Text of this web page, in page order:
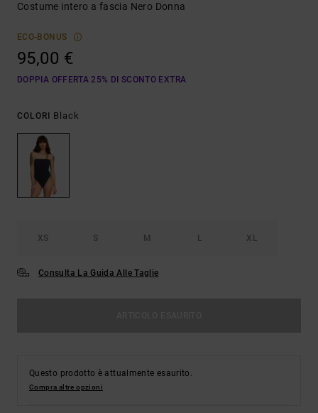
Costume intero a fascia Nero Donna
ECO-BONUS
95,00 €
DOPPIA OFFERTA 25% DI SCONTO EXTRA
COLORI Black
XS S M L XL
Consulta La Guida Alle Taglie
Questo prodotto è attualmente esaurito.
Compra altre opzioni